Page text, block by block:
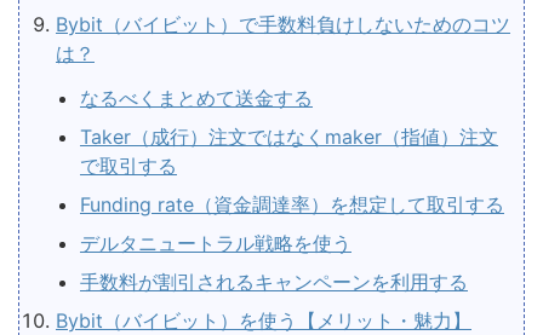
Bybit（バイビット）で手数料負けしないためのコツ
は？
なるべくまとめて送金する
Taker（成行）注文ではなくmaker（指値）注文
で取引する
Funding rate（資金調達率）を想定して取引する
デルタニュートラル戦略を使う
手数料が割引されるキャンペーンを利用する
Bybit（バイビット）を使う【メリット・魅力】